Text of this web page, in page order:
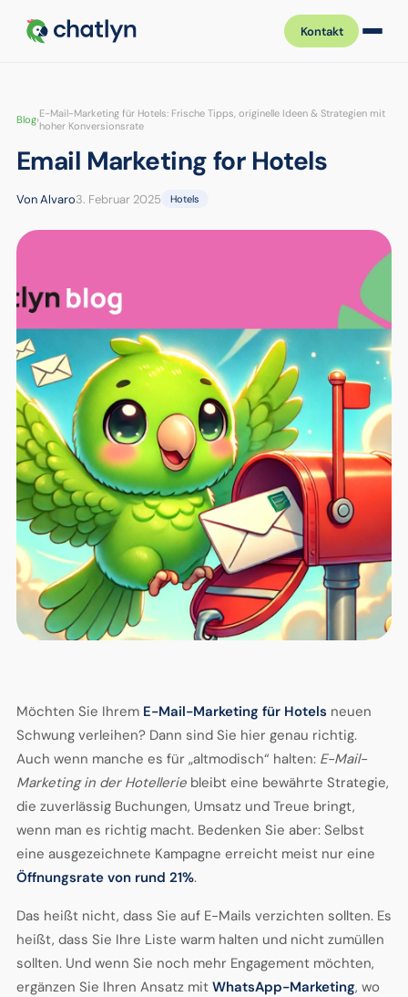
Kontakt
Blog›E-Mail-Marketing für Hotels: Frische Tipps, originelle Ideen & Strategien mit
hoher Konversionsrate
Email Marketing for Hotels
Von Alvaro3. Februar 2025 Hotels
Möchten Sie Ihrem E-Mail-Marketing für Hotels neuen
Schwung verleihen? Dann sind Sie hier genau richtig.
Auch wenn manche es für „altmodisch“ halten: E-Mail-
Marketing in der Hotelleriebleibt eine bewährte Strategie,
die zuverlässig Buchungen, Umsatz und Treue bringt,
wenn man es richtig macht. Bedenken Sie aber: Selbst
eine ausgezeichnete Kampagne erreicht meist nur eine
Öffnungsrate von rund 21%.
Das heißt nicht, dass Sie auf E-Mails verzichten sollten. Es
heißt, dass Sie Ihre Liste warm halten und nicht zumüllen
sollten. Und wenn Sie noch mehr Engagement möchten,
ergänzen Sie Ihren Ansatz mit WhatsApp-Marketing, wo